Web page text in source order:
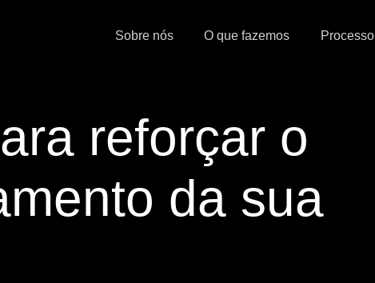
Sobre nós O que fazemos Processo
reforçar o
da sua